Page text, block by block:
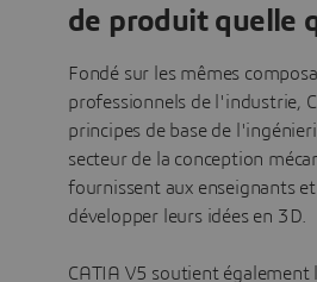
de produit quelle
Fondé sur les mêmes
professionnels de l'industrie,
principes de base de
secteur de la conception
fournissent aux enseignants
développer leurs idées en 3D.
CATIA V5 soutient également